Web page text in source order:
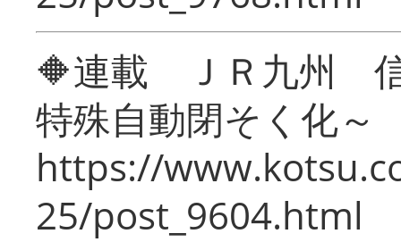
🔶連載 ＪＲ九州 信
特殊自動閉そく化～
https://
25/post_9604.html